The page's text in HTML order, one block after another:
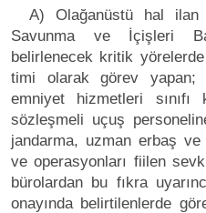
A) Olağanüstü hal
Savunma ve İçişleri
belirlenecek kritik
timi olarak görev yapan;
emniyet hizmetleri sınıfı
sözleşmeli uçuş
jandarma, uzman erbaş
ve operasyonları fiilen
bürolardan bu fıkra
onayında belirtilenlerde